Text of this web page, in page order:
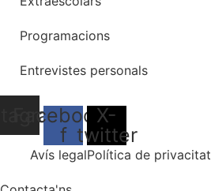
Programacions
Entrevistes personals
Facebook-
f
X-
twitter
Avís legalPolítica de privacitat